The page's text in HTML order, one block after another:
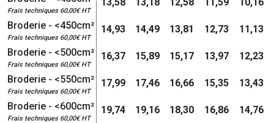
Frais techniques 60,00€ HT
Broderie - <450cm²
Frais techniques 60,00€ HT
14,93 14,49 13,81 12,73
11,13
Broderie - <500cm²
Frais techniques 60,00€ HT
16,37 15,89 15,17 13,97
12,23
Broderie - <550cm²
Frais techniques 60,00€ HT
17,99 17,46 16,66 15,35
13,43
Broderie - <600cm²
Frais techniques 60,00€ HT
19,74 19,16 18,30 16,86
14,76